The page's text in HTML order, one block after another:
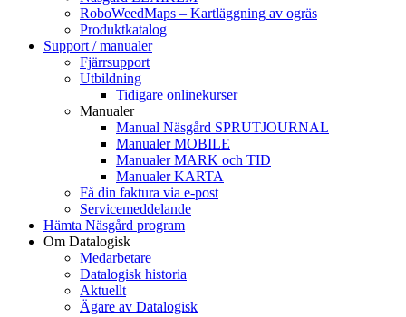
RoboWeedMaps – Kartläggning av ogräs
Produktkatalog
Support / manualer
Fjärrsupport
Utbildning
Tidigare onlinekurser
Manualer
Manual Näsgård SPRUTJOURNAL
Manualer MOBILE
Manualer MARK och TID
Manualer KARTA
Få din faktura via e-post
Servicemeddelande
Hämta Näsgård program
Om Datalogisk
Medarbetare
Datalogisk historia
Aktuellt
Ägare av Datalogisk